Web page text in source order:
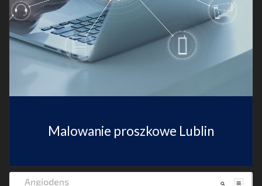
Malowanie proszkowe Lublin